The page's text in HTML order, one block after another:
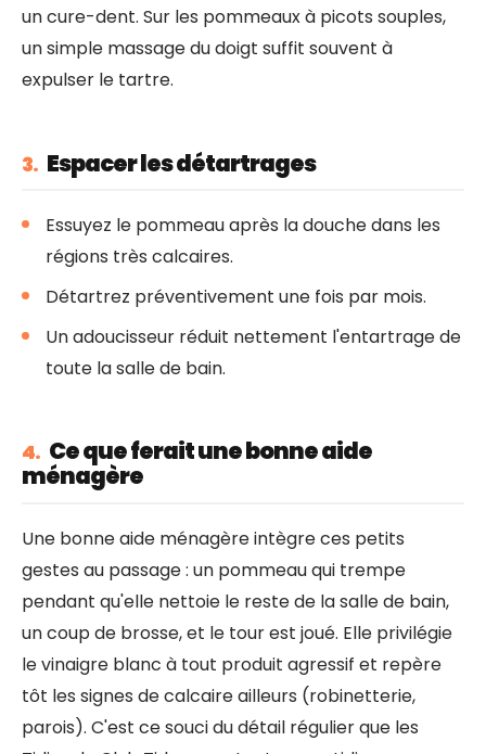
un cure-dent. Sur les pommeaux à picots souples,
un simple massage du doigt suffit souvent à
expulser le tartre.
3. Espacer les détartrages
Essuyez le pommeau après la douche dans les
régions très calcaires.
Détartrez préventivement une fois par mois.
Un adoucisseur réduit nettement l'entartrage de
toute la salle de bain.
4. Ce que ferait une bonne aide
ménagère
Une bonne aide ménagère intègre ces petits
gestes au passage : un pommeau qui trempe
pendant qu'elle nettoie le reste de la salle de bain,
un coup de brosse, et le tour est joué. Elle privilégie
le vinaigre blanc à tout produit agressif et repère
tôt les signes de calcaire ailleurs (robinetterie,
parois). C'est ce souci du détail régulier que les